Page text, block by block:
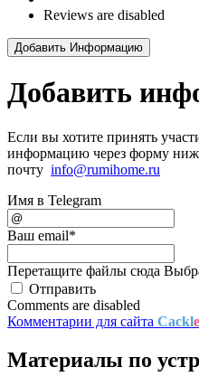
Reviews are disabled
Добавить Информацию
Добавить
Если вы хотите принять
информацию через форму
почту info@rumihome.ru
Имя в Telegram
Ваш email*
Перетащите файлы сюда
Отправить
Comments are disabled
Комментарии для сайта Cackle
Материалы по